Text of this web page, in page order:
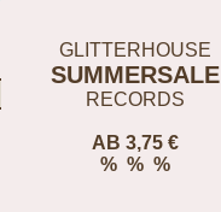
GLITTERHOUSE
SUMMERSALE
RECORDS
AB 3,75 €
% % %